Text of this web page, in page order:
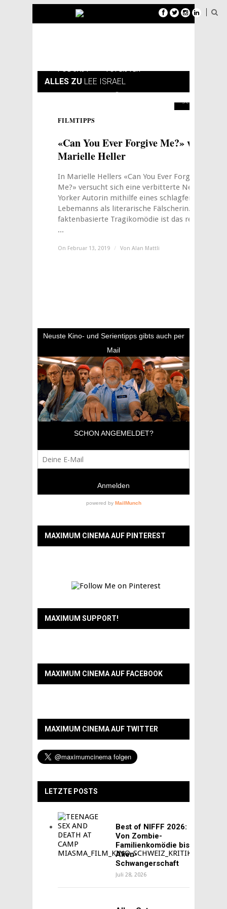
NEWSLETTER ÜBER MAXIMUM CINEMA
ALLES ZU LEE ISRAEL
SCORE
FILMTIPPS
«Can You Ever Forgive Me?» von
Marielle Heller
In Marielle Hellers «Can You Ever Forgive
Me?» versucht sich eine verbitterte New
Yorker Autorin mithilfe eines schlagfertigen
Lebemanns als literarische Fälscherin. Die
faktenbasierte Tragikomödie ist das reine
...
On Februar 13, 2019 / Von Alan Mattli
MAXIMUM CINEMA AUF PINTEREST
MAXIMUM SUPPORT!
MAXIMUM CINEMA AUF FACEBOOK
MAXIMUM CINEMA AUF TWITTER
LETZTE POSTS
Best of NIFFF 2026:
Von Zombie-
Familienkomödie bis
Alien-
Schwangerschaft
Juli 28, 2026